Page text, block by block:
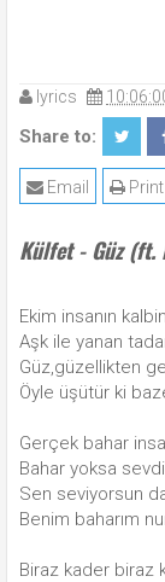
lyrics
Share to:
Print
Email
Külfet - Güz (ft.
Ekim insanın
Aşk ile yanan
Güz,güzellikten
Öyle üşütür ki
Gerçek bahar
Bahar yoksa
Sen seviyorsun
Benim baharım
Biraz kader biraz